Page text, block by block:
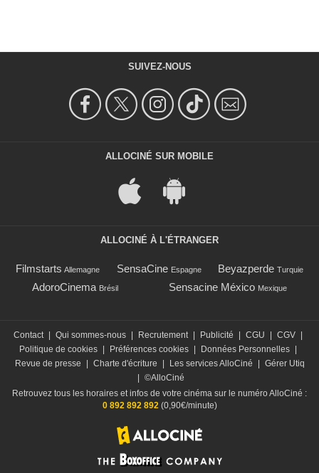
SUIVEZ-NOUS
ALLOCINÉ SUR MOBILE
ALLOCINÉ À L'ÉTRANGER
Filmstarts Allemagne SensaCine Espagne Beyazperde Turquie
AdoroCinema Brésil Sensacine México Mexique
Contact Qui sommes-nous Recrutement Publicité CGU CGV
Politique de cookies
Préférences cookies Données Personnelles
Revue de presse
Charte d'écriture Les services AlloCiné
Gérer Utiq
©AlloCiné
Retrouvez tous les horaires et infos de votre cinéma sur le numéro AlloCiné :
0 892 892 892(0,90€/minute)